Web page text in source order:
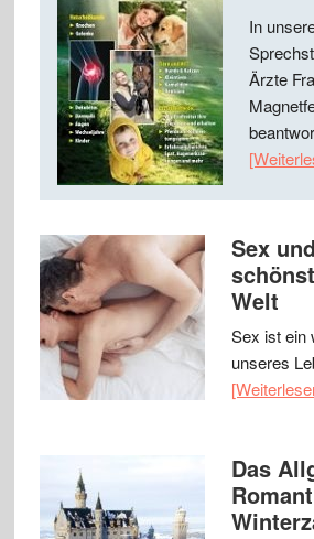
In
Ärzte
Sex
Welt
Sex ist ein
unseres
Das